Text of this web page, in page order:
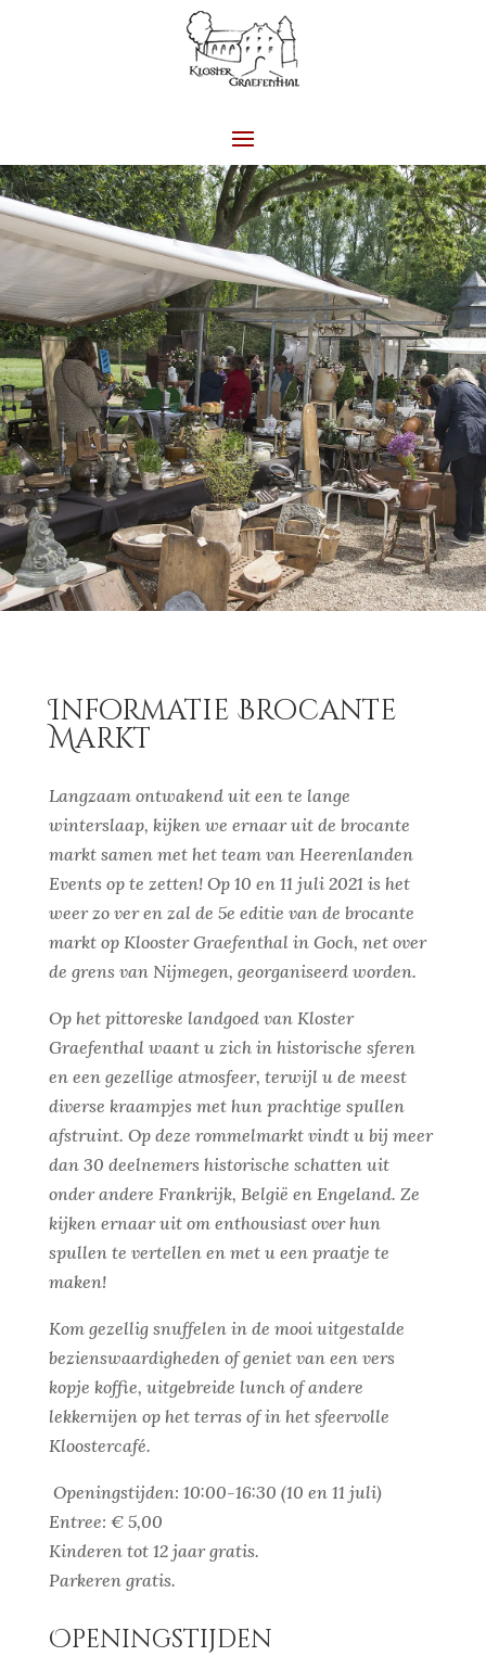
Informatie Brocante
Markt
Langzaam ontwakend uit een te lange
winterslaap, kijken we ernaar uit de brocante
markt samen met het team van Heerenlanden
Events op te zetten! Op 10 en 11 juli 2021 is het
weer zo ver en zal de 5e editie van de brocante
markt op Klooster Graefenthal in Goch, net over
de grens van Nijmegen, georganiseerd worden.
Op het pittoreske landgoed van Kloster
Graefenthal waant u zich in historische sferen
en een gezellige atmosfeer, terwijl u de meest
diverse kraampjes met hun prachtige spullen
afstruint. Op deze rommelmarkt vindt u bij meer
dan 30 deelnemers historische schatten uit
onder andere Frankrijk, België en Engeland. Ze
kijken ernaar uit om enthousiast over hun
spullen te vertellen en met u een praatje te
maken!
Kom gezellig snuffelen in de mooi uitgestalde
bezienswaardigheden of geniet van een vers
kopje koffie, uitgebreide lunch of andere
lekkernijen op het terras of in het sfeervolle
Kloostercafé.
Openingstijden: 10:00-16:30 (10 en 11 juli)
Entree: € 5,00
Kinderen tot 12 jaar gratis.
Parkeren gratis.
Openingstijden